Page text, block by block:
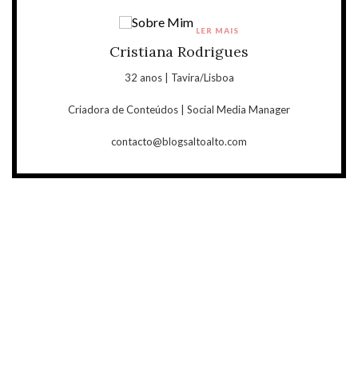
Cristiana Rodrigues
32 anos | Tavira/Lisboa
Criadora de Conteúdos | Social Media Manager
contacto@blogsaltoalto.com
LER MAIS